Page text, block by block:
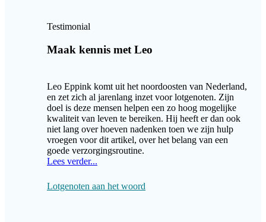
Testimonial
Maak kennis met Leo
Leo Eppink komt uit het noordoosten van Nederland,
en zet zich al jarenlang inzet voor lotgenoten. Zijn
doel is deze mensen helpen een zo hoog mogelijke
kwaliteit van leven te bereiken. Hij heeft er dan ook
niet lang over hoeven nadenken toen we zijn hulp
vroegen voor dit artikel, over het belang van een
goede verzorgingsroutine.
Lees verder...
Lotgenoten aan het woord